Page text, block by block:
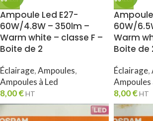
Ampoule Led E27-
60W/4.8W – 350lm –
Warm white – classe F –
Boite de 2
Éclairage,Ampoules,
Ampoules à Led
8,00€HT
60W/
Warm
Boite de
Éclairage,
Ampoules
8,00€HT